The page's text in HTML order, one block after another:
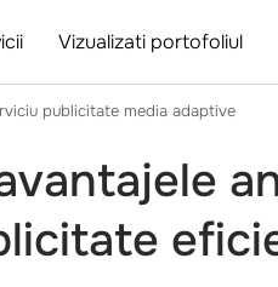
Vizualizati portofoliul
publicitate media adaptive